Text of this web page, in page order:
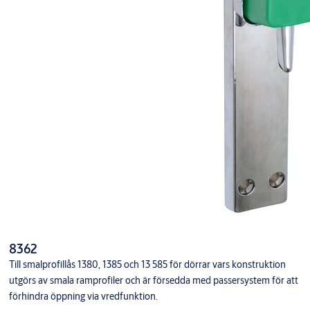
8362
Till smalprofillås 1380, 1385 och 13 585 för dörrar vars konstruktion
utgörs av smala ramprofiler och är försedda med passersystem för att
förhindra öppning via vredfunktion.